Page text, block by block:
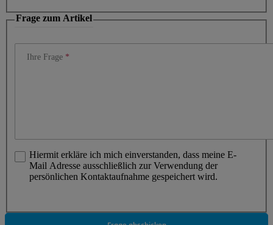
Frage zum Artikel
Ihre Frage
Hiermit erkläre ich mich einverstanden, dass meine E-
Mail Adresse ausschließlich zur Verwendung der
persönlichen Kontaktaufnahme gespeichert wird.